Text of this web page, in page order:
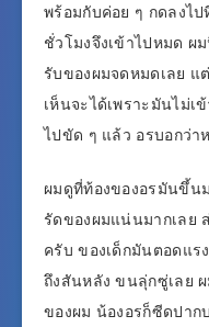
พร้อมกับค่อย ๆ กดลงไ
ชั่วโมงจึงเข้าไปหมด ผ
รับของผมจดหมดเลย
เห็นจะได้เพราะมันไม่เ
ไปขัด ๆ แล้ว อรบอกว่า
ผมดูที่ท้องของอรมันขึ้น
รัดของผมแน่นมากเลย
ครับ ของเด็กมันตอดแร
ถึงสันหลัง ขนลุ่กซู่เลย ผ
ของผม น้องอรก็ซีดปาก